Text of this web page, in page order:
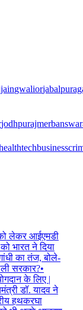
gwaliorjabalpur
jodhpurajmer
techbusiness
लेकर आईएमडी
भारत ने दिया
का तंज, बोले-
सरकार?•
के लिए |
डॉ. यादव ने
हथकरघा